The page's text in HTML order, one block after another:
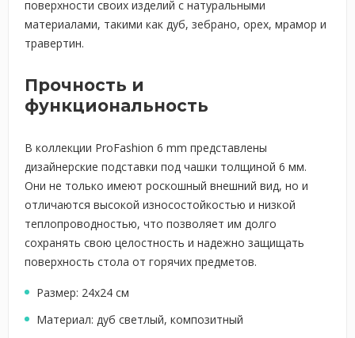
поверхности своих изделий с натуральными
материалами, такими как дуб, зебрано, орех, мрамор и
травертин.
Прочность и
функциональность
В коллекции ProFashion 6 mm представлены
дизайнерские подставки под чашки толщиной 6 мм.
Они не только имеют роскошный внешний вид, но и
отличаются высокой износостойкостью и низкой
теплопроводностью, что позволяет им долго
сохранять свою целостность и надежно защищать
поверхность стола от горячих предметов.
Размер: 24х24 см
Материал: дуб светлый, композитный